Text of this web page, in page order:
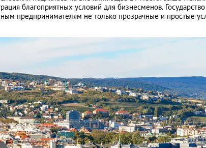
благоприятных условий для бизнесменов.
предпринимателям не только прозрачные и простые